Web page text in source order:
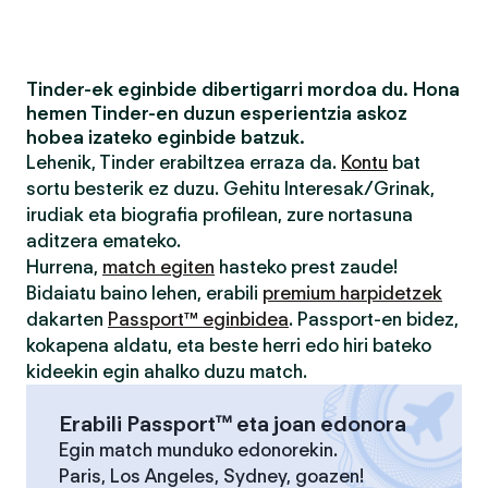
Tinder-ek eginbide dibertigarri mordoa du. Hona
hemen Tinder-en duzun esperientzia askoz
hobea izateko eginbide batzuk.
Lehenik, Tinder erabiltzea erraza da. Kontu bat
sortu besterik ez duzu. Gehitu Interesak/Grinak,
irudiak eta biografia profilean, zure nortasuna
aditzera emateko.
Hurrena, match egiten hasteko prest zaude!
Bidaiatu baino lehen, erabili premium harpidetzek
dakarten Passport™ eginbidea. Passport-en bidez,
kokapena aldatu, eta beste herri edo hiri bateko
kideekin egin ahalko duzu match.
Erabili Passport™ eta joan edonora
Egin match munduko edonorekin.
Paris, Los Angeles, Sydney, goazen!